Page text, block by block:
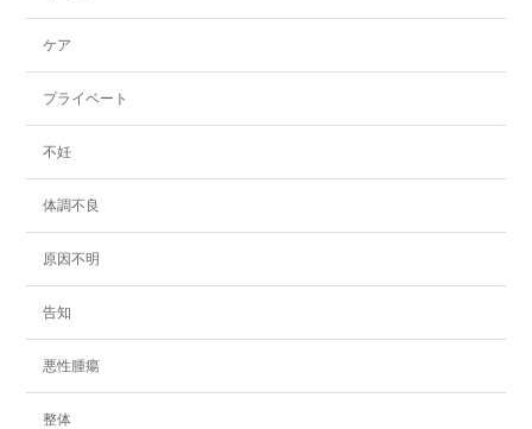
ケア
プライベート
不妊
体調不良
原因不明
告知
悪性腫瘍
整体